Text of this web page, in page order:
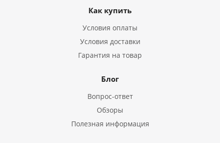
Как купить
Условия оплаты
Условия доставки
Гарантия на товар
Блог
Вопрос-ответ
Обзоры
Полезная информация